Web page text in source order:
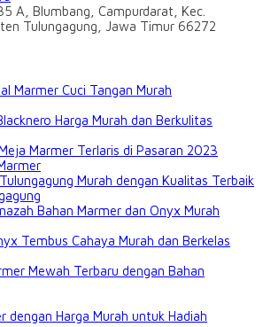
A, Blumbang, Campurdarat, Kec.
Tulungagung, Jawa Timur 66272
Marmer Cuci Tangan Murah
Harga Murah dan Berkulitas
Marmer Terlaris di Pasaran 2023
Murah dengan Kualitas Terbaik
Bahan Marmer dan Onyx Murah
Tembus Cahaya Murah dan Berkelas
Mewah Terbaru dengan Bahan
dengan Harga Murah untuk Hadiah